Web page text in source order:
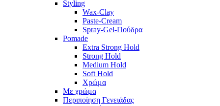
Styling
Wax-Clay
Paste-Cream
Spray-Gel-Πούδρα
Pomade
Extra Strong Hold
Strong Hold
Medium Hold
Soft Hold
Χρώμα
Με χρώμα
Περιποίηση Γενειάδας